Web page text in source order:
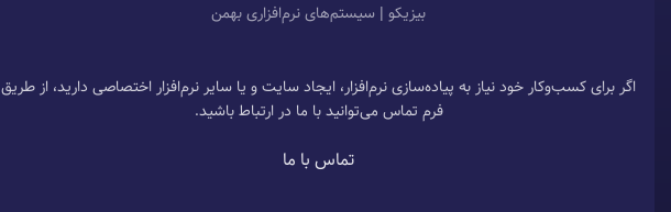
بیزیکو | سیستم‌های نرم‌افزاری بهمن
اگر برای کسب‌وکار خود نیاز به پیاده‌سازی نرم‌افزار، ایجاد سایت و یا سایر نرم‌افزار اختصاصی دارید، از طریق
فرم تماس می‌توانید با ما در ارتباط باشید.
تماس با ما